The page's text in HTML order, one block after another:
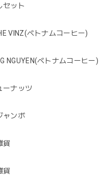
セット
VINZ(ベトナムコーヒー)
NGUYEN(ベトナムコーヒー)
ーナッツ
ャンボ
貨
貨